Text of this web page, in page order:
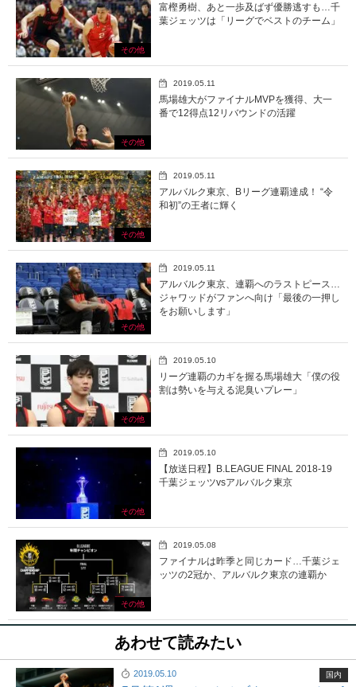
その他
富樫勇樹、あと一歩及ばず優勝逃すも…千
葉ジェッツは「リーグでベストのチーム」
その他
2019.05.11
馬場雄大がファイナルMVPを獲得、大一
番で12得点12リバウンドの活躍
その他
2019.05.11
アルバルク東京、Bリーグ連覇達成！ “令
和初”の王者に輝く
その他
2019.05.11
アルバルク東京、連覇へのラストピース…
ジャワッドがファンへ向け「最後の一押し
をお願いします」
その他
2019.05.10
リーグ連覇のカギを握る馬場雄大「僕の役
割は勢いを与える泥臭いプレー」
その他
2019.05.10
【放送日程】B.LEAGUE FINAL 2018-19
千葉ジェッツvsアルバルク東京
その他
2019.05.08
ファイナルは昨季と同じカード…千葉ジェ
ッツの2冠か、アルバルク東京の連覇か
あわせて読みたい
2019.05.10 国内